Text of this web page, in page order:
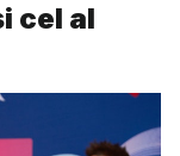
cel al